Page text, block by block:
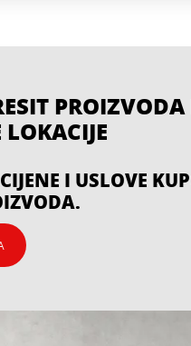
PROIZVODA
I USLOVE